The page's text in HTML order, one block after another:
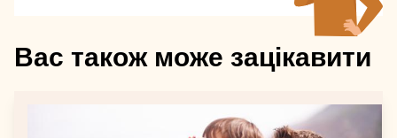
Вас також може зацікавити